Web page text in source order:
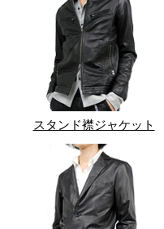
スタンド襟ジャケット